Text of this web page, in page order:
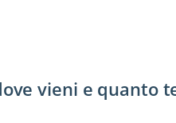
vieni e quanto